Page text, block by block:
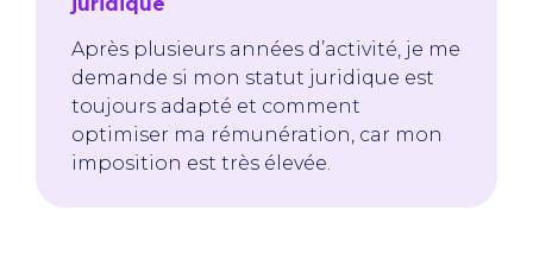
Après plusieurs années d’activité, je me
demande si mon statut juridique est
toujours adapté et comment
optimiser ma rémunération, car mon
imposition est très élevée.